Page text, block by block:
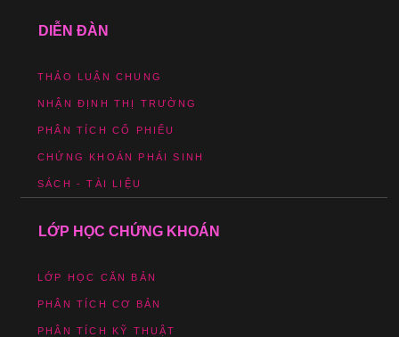
DIỄN ĐÀN
THẢO LUẬN CHUNG
NHẬN ĐỊNH THỊ TRƯỜNG
PHÂN TÍCH CỔ PHIẾU
CHỨNG KHOÁN PHÁI SINH
SÁCH - TÀI LIỆU
LỚP HỌC CHỨNG KHOÁN
LỚP HỌC CĂN BẢN
PHÂN TÍCH CƠ BẢN
PHÂN TÍCH KỸ THUẬT